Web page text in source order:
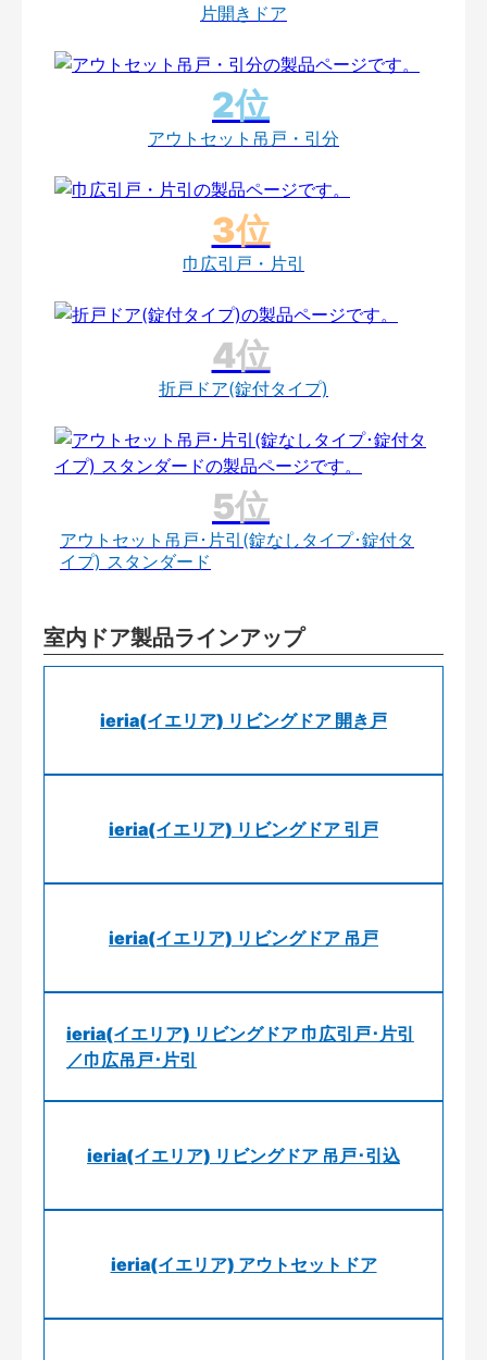
片開きドア
アウトセット吊戸・引分
巾広引戸・片引
折戸ドア(錠付タイプ)
アウトセット吊戸･片引(錠なしタイプ･錠付タ
イプ) スタンダード
室内ドア製品ラインアップ
ieria(イエリア) リビングドア 開き戸
ieria(イエリア) リビングドア 引戸
ieria(イエリア) リビングドア 吊戸
ieria(イエリア) リビングドア 巾広引戸･片引
／巾広吊戸･片引
ieria(イエリア) リビングドア 吊戸･引込
ieria(イエリア) アウトセットドア